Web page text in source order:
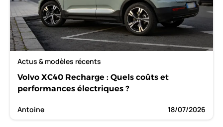
Actus & modèles récents
Volvo XC40 Recharge : Quels coûts et
performances électriques ?
Antoine 18/07/2026